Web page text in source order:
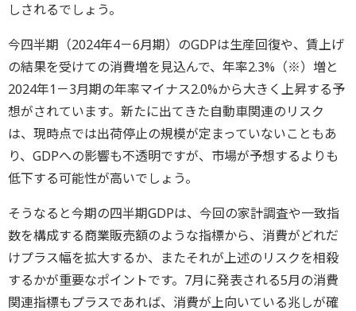
しされるでしょう。
今四半期（2024年4－6月期）のGDPは生産回復や、賃上げ
の結果を受けての消費増を見込んで、年率2.3%（※）増と
2024年1－3月期の年率マイナス2.0%から大きく上昇する予
想がされています。新たに出てきた自動車関連のリスク
は、現時点では出荷停止の規模が定まっていないこともあ
り、GDPへの影響も不透明ですが、市場が予想するよりも
低下する可能性が高いでしょう。
そうなると今期の四半期GDPは、今回の家計調査や一致指
数を構成する商業販売額のような指標から、消費がどれだ
けプラス幅を拡大するか、またそれが上述のリスクを相殺
するかが重要なポイントです。7月に発表される5月の消費
関連指標もプラスであれば、消費が上向いている兆しが確